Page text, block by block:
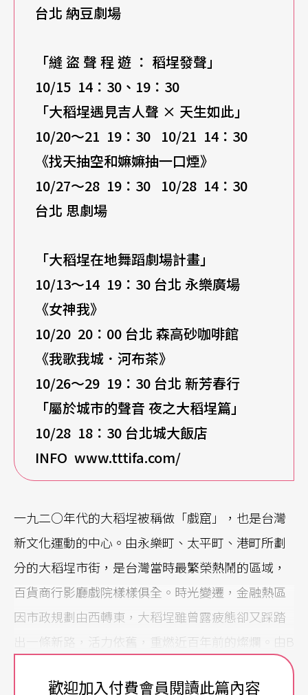
台北 納豆劇場
「縫 盜 聲 程 遊 ： 稻埕發聲」
10/15 14 ：30、19：30
「大稻埕遇見吉人聲 × 天生如此」
10/20～21 19：30 10/21 14：30
《找天抽空和嫲嫲抽一口煙》
10/27～28 19：30 10/28 14：30
台北 思劇場
「大稻埕在地舞蹈劇場計畫」
10/13～14 19：30 台北 永樂廣場
《女神我》
10/20 20 ：00 台北 森高砂咖啡館
《我歌我城．河布茶》
10/26～29 19：30 台北 新芳春行
「屬於城市的聲音 夜之大稻埕篇」
10/28 18 ：30 台北城大飯店
INFO www.tttifa.com/
一九二○年代的大稻埕被稱做「戲窟」，也是台灣
新文化運動的中心。由永樂町、太平町、港町所劃
分的大稻埕市街，是台灣當時最繁榮熱鬧的區域，
百貨商行影廳戲院樣樣俱全。時光變遷，金融熱區
因市政規劃由西轉東，大稻埕雖曾露疲態卻又踩踏
出一條新路，活力依舊，重燃近百年前的燦爛。由B
化基金會共同發起，結合許多深耕大稻埕的在地文
歡迎加入付費會員閱讀此篇內容